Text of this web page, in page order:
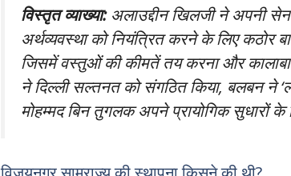
विस्तृत व्याख्या:अलाउद्दीन खिलजी ने अपनी
अर्थव्यवस्था को नियंत्रित करने के लिए कठोर
जिसमें वस्तुओं की कीमतें तय करना और
ने दिल्ली सल्तनत को संगठित किया, बलबन ने
मोहम्मद बिन तुगलक अपने प्रायोगिक सुधारों के